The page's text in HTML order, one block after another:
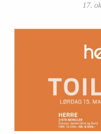
17.